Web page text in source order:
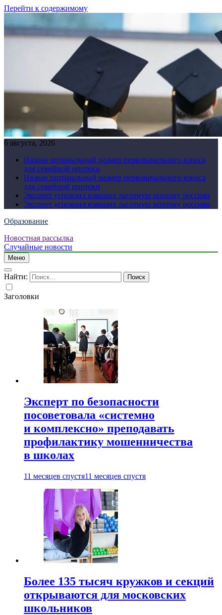
Перейти к содержимому
6 августа, 2026
Назван оптимальный размер первоначального взноса
для семейной ипотеки
Назван оптимальный размер первоначального взноса
для семейной ипотеки
Эксперт успокоил взявших льготную ипотеку россиян
Эксперт успокоил взявших льготную ипотеку россиян
Образование
Новостная рассылка
Случайные новости
Меню
Найти:
Заголовки
Эксперт по безопасности
посоветовала «системно
и комплексно» преподавать
профилактику мошенничества
в школах
11 месяцев спустя11 месяцев спустя
Более 135 тысяч кружков и секций
открываются для московских
школьников